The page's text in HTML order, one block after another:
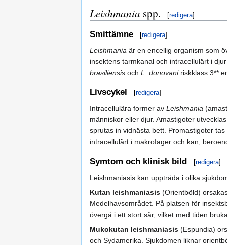
Leishmania spp. [redigera]
Smittämne [redigera]
Leishmania är en encellig organism som
insektens tarmkanal och intracellulärt i
brasiliensis och L. donovaniriskklass 3**
Livscykel [redigera]
Intracellulära former av Leishmania
människor eller djur. Amastigoter
sprutas in vidnästa bett. Promastigoter
intracellulärt i makrofager och kan,
Symtom och klinisk bild [redigera]
Leishmaniasis kan uppträda i olika
Kutan leishmaniasis (Orientböld)
Medelhavsområdet. På platsen för
övergå i ett stort sår, vilket med tiden
Mukokutan leishmaniasis (Espundia)
och Sydamerika. Sjukdomen liknar